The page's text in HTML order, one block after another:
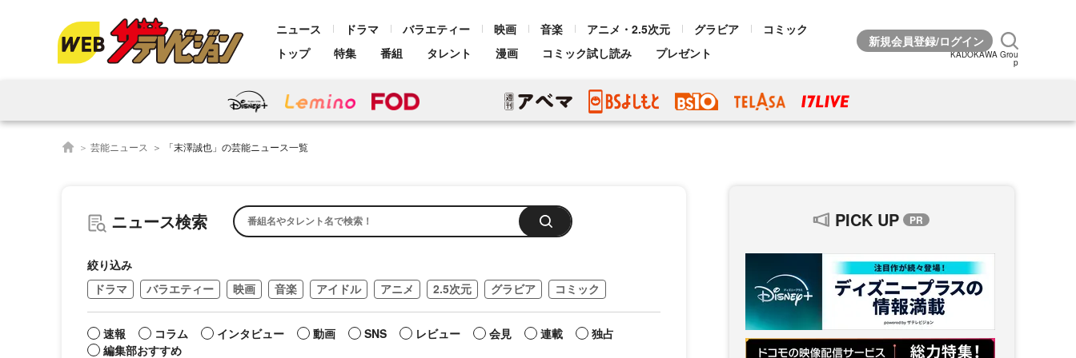
ニュース ドラマ バラエティー 映画 音楽 アニメ・2.5次元 グラビア
コミック
トップ
特集 番組 タレント 漫画 コミック試し読み プレゼント KADOKAWA Grou
p
芸能ニュース 「末澤誠也」の芸能ニュース一覧
ニュース検索
絞り込み
ドラマ
バラエティー 映画 音楽 アイドル アニメ 2.5次元 グラビア コミック
速報 コラム インタビュー 動画 SNS レビュー 会見 連載
独占
編集部おすすめ
PICK UP